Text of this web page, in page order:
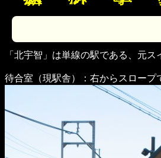
「北宇智」は単線の駅である、元
待合室（現駅舎）：右からスロープ